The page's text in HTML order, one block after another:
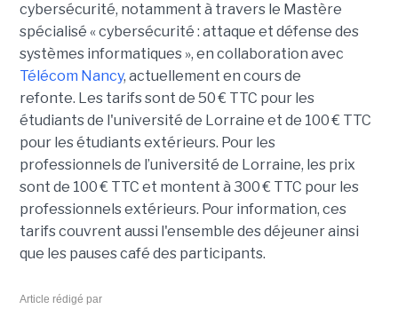
cybersécurité, notamment à travers le Mastère
spécialisé « cybersécurité : attaque et défense des
systèmes informatiques », en collaboration avec
Télécom Nancy, actuellement en cours de
refonte. Les tarifs sont de 50 € TTC pour les
étudiants de l'université de Lorraine et de 100 € TTC
pour les étudiants extérieurs. Pour les
professionnels de l’université de Lorraine, les prix
sont de 100 € TTC et montent à 300 € TTC pour les
professionnels extérieurs. Pour information, ces
tarifs couvrent aussi l'ensemble des déjeuner ainsi
que les pauses café des participants.
Article rédigé par